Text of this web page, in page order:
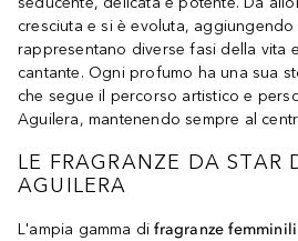
cresciuta e si è evoluta,
rappresentano diverse fasi della vita
cantante. Ogni profumo ha una sua
che segue il percorso artistico e
Aguilera, mantenendo sempre al
LE FRAGRANZE DA STAR
AGUILERA
L'ampia gamma difragranze